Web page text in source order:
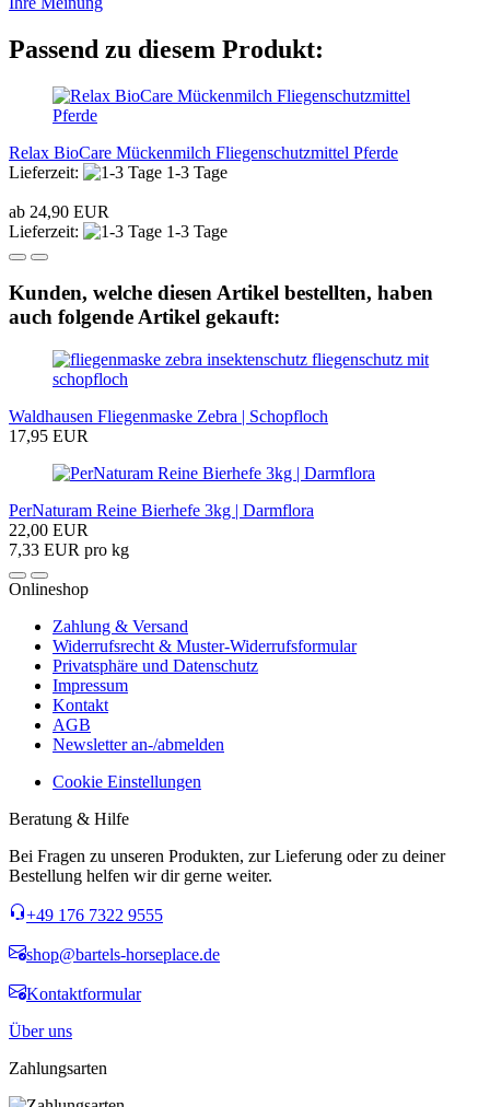
Passend zu diesem Produkt:
Relax BioCare Mückenmilch Fliegenschutzmittel Pferde
Lieferzeit:
1-3 Tage
ab 24,90 EUR
Lieferzeit:
1-3 Tage
Kunden, welche diesen Artikel bestellten, haben
auch folgende Artikel gekauft:
Waldhausen Fliegenmaske Zebra | Schopfloch
17,95 EUR
PerNaturam Reine Bierhefe 3kg | Darmflora
22,00 EUR
7,33 EUR pro kg
Onlineshop
Zahlung & Versand
Widerrufsrecht & Muster-Widerrufsformular
Privatsphäre und Datenschutz
Impressum
Kontakt
AGB
Newsletter an-/abmelden
Cookie Einstellungen
Beratung & Hilfe
Bei Fragen zu unseren Produkten, zur Lieferung oder zu deiner
Bestellung helfen wir dir gerne weiter.
+49 176 7322 9555
shop@bartels-horseplace.de
Kontaktformular
Über uns
Zahlungsarten